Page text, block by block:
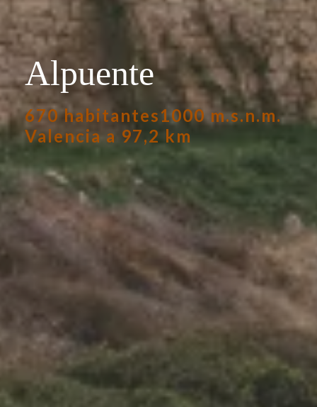
Alpuente
670 habitantes1000 m.s.n.m.
Valencia a 97,2 km